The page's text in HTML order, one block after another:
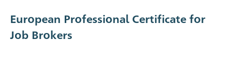
European Professional Certificate for
Job Brokers